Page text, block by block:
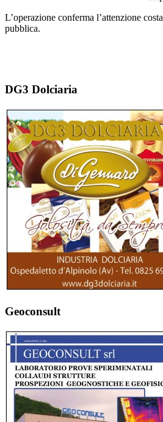
L’operazione conferma l’attenzione
pubblica.
DG3 Dolciaria
Geoconsult